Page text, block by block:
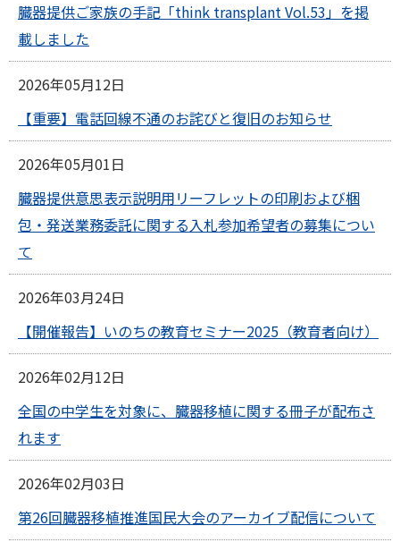
臓器提供ご家族の手記「think transplant Vol.53」を掲
載しました
2026年05月12日
【重要】電話回線不通のお詫びと復旧のお知らせ
2026年05月01日
臓器提供意思表示説明用リーフレットの印刷および梱
包・発送業務委託に関する入札参加希望者の募集につい
て
2026年03月24日
【開催報告】いのちの教育セミナー2025（教育者向け）
2026年02月12日
全国の中学生を対象に、臓器移植に関する冊子が配布さ
れます
2026年02月03日
第26回臓器移植推進国民大会のアーカイブ配信について